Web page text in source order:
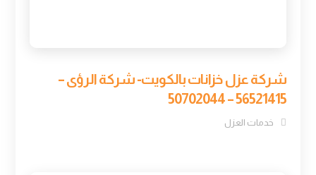
شركة عزل خزانات بالكويت- شركة الرؤى –
56521415 – 50702044
خدمات العزل